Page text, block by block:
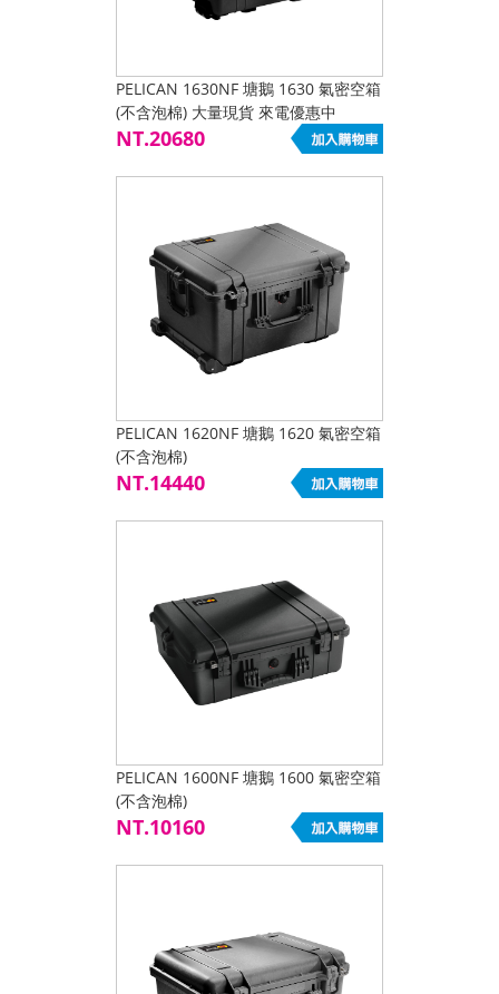
PELICAN 1630NF 塘鵝 1630 氣密空箱
(不含泡棉) 大量現貨 來電優惠中
NT.20680
PELICAN 1620NF 塘鵝 1620 氣密空箱
(不含泡棉)
NT.14440
PELICAN 1600NF 塘鵝 1600 氣密空箱
(不含泡棉)
NT.10160